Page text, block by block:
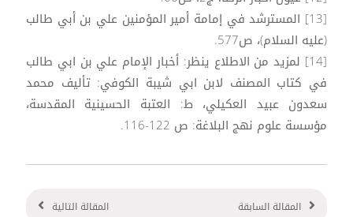
[13] المسترشد في إمامة أمير المؤمنين علي بن أبي طالب
(عليه السلام)، ص577.
[14] لمزيد من الاطلاع ينظر: أخبار الإمام علي بن ابي طالب
في كتاب المصنف لابن ابي شيبة الكوفي: تأليف محمد
سعدون عبيد العكيلي، ط: العتبة الحسينية المقدسة،
مؤسسة علوم نهج البلاغة: ص 122-116.
المقالة السابقة المقالة التالية